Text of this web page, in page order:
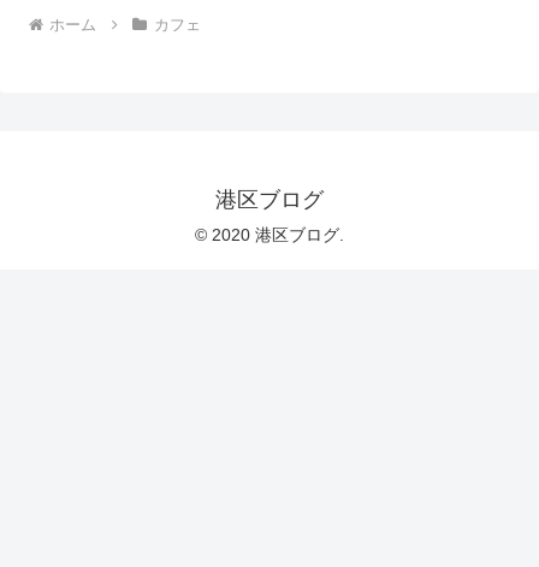
ホーム カフェ
港区ブログ
© 2020 港区ブログ.